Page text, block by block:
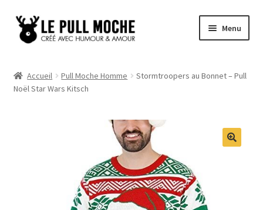
Aller
Aller
au
Menu
Pull Noël Femme
Pull Noël Promo
Accueil Pull Moche Homme
Stormtroopers au Bonnet – Pull
Noël Star Wars Kitsch